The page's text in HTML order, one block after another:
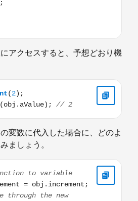
アクセスすると、予想どおり機
// 2
変数に代入した場合に、どのよ
ましょう。
variable var newIncrement =